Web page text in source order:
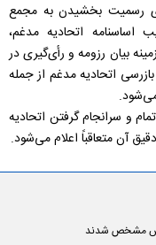
رسمیت بخشیدن به مجمع
اتحادیه مدغم،
بیان رزومه و رأی‌گیری در
اتحادیه مدغم از جمله
و سرانجام گرفتن اتحادیه
آن متعاقباً اعلام می‌شود.
مشخص شدند